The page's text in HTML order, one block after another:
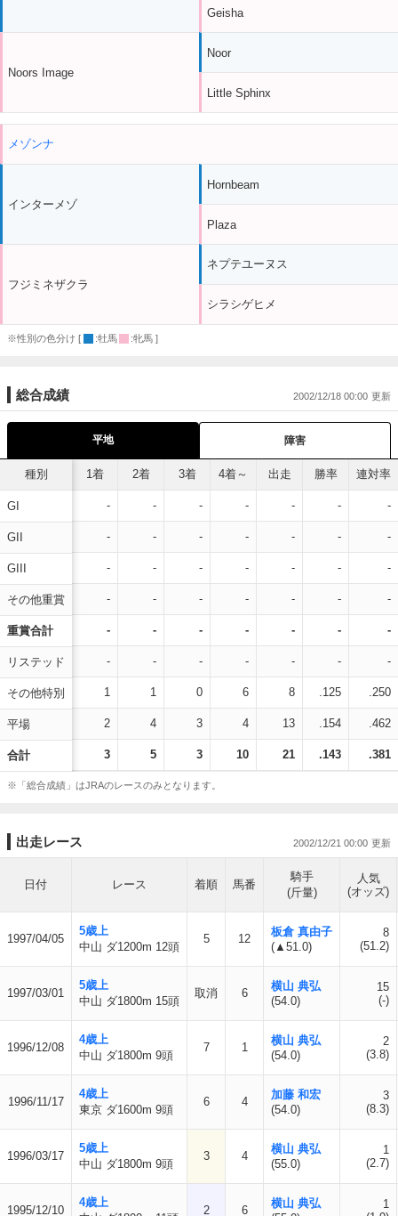
Noors Image
Geisha
Noor
Little Sphinx
メゾンナ
インターメゾ
フジミネザクラ
Hornbeam
Plaza
ネプテユーヌス
シラシゲヒメ
※性別の色分け [ :牡馬 :牝馬 ]
総合成績 2002/12/18 00:00
平地 障害
種別
GI
GII
GIII
その他重賞
重賞合計
リステッド
その他特別
平場
合計
1着 2着 3着 4着～ 出走 勝率 連対率
- - - - - - -
- - - - - - -
- - - - - - -
- - - - - - -
- - - - - - -
- - - - - - -
1 1 0 6 8 .125 .250
2 4 3 4 13 .154 .462
3 5 3 10 21 .143 .381
※「総合成績」はJRAのレースのみとなります。
出走レース 2002/12/21 00:00
日付 レース 着順 馬番
騎手
(斤量)
人気
(オッズ)
1997/04/05
5歳上
中山 ダ1200m 12頭
5 12
板倉 真由子
(▲51.0)
8
(51.2)
1997/03/01
5歳上
中山 ダ1800m 15頭
取消 6
横山 典弘
(54.0)
15
(-)
1996/12/08
4歳上
中山 ダ1800m 9頭
7 1
横山 典弘
(54.0)
2
(3.8)
1996/11/17
4歳上
東京 ダ1600m 9頭
6 4
加藤 和宏
(54.0)
3
(8.3)
1996/03/17
5歳上
中山 ダ1800m 9頭
3 4
横山 典弘
(55.0)
1
(2.7)
1995/12/10
4歳上
2 6
横山 典弘
1